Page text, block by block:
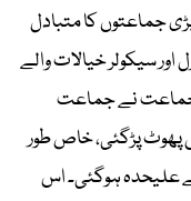
جماعتوں کا متبادل
سیکولر خیالات والے
جماعت نے جماعت
پھوٹ پڑگئی، خاص طور
علیحدہ ہوگئی۔ اس